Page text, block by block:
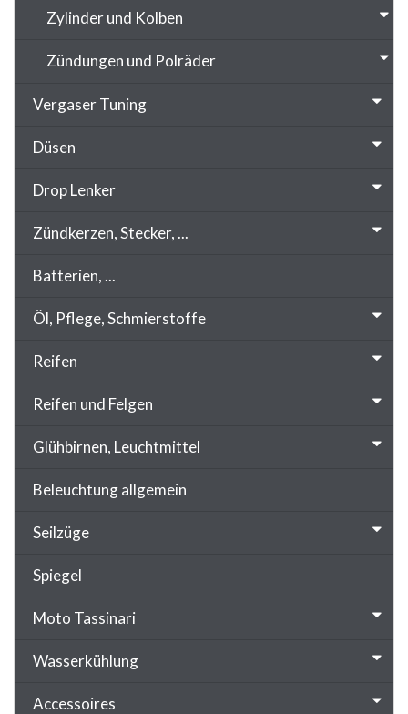
Zylinder und Kolben
Zündungen und Polräder
Vergaser Tuning
Düsen
Drop Lenker
Zündkerzen, Stecker, ...
Batterien, ...
Öl, Pflege, Schmierstoffe
Reifen
Reifen und Felgen
Glühbirnen, Leuchtmittel
Beleuchtung allgemein
Seilzüge
Spiegel
Moto Tassinari
Wasserkühlung
Accessoires